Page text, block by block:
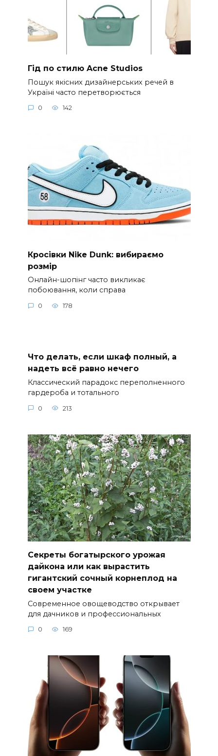
Гід по стилю Acne Studios
Пошук якісних дизайнерських речей в
Україні часто перетворюється
0 142
Кросівки Nike Dunk: вибираємо
розмір
Онлайн-шопінг часто викликає
побоювання, коли справа
0 178
Что делать, если шкаф полный, а
надеть всё равно нечего
Классический парадокс переполненного
гардероба и тотального
0 213
Секреты богатырского урожая
дайкона или как вырастить
гигантский сочный корнеплод на
своем участке
Современное овощеводство открывает
для дачников и профессиональных
0 169